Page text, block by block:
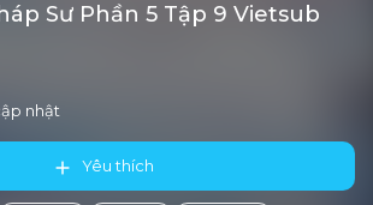
Sư Phần 5 Tập 9 Vietsub
nhật
Yêu thích